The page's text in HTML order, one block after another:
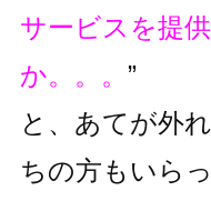
サービスを提
か。。。 ”
と、あてが外
ちの方もいら